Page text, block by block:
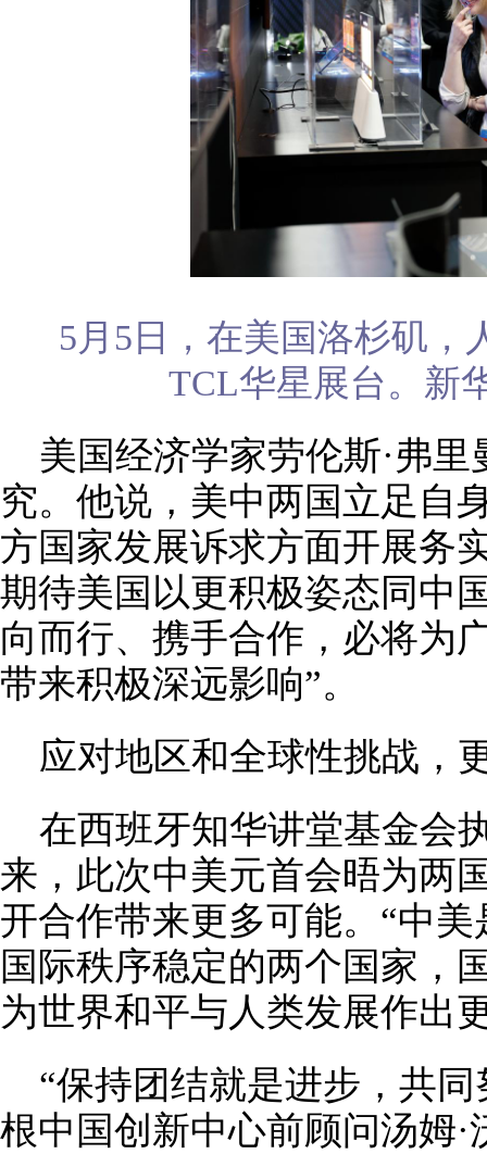
5月5日，在美国洛杉矶，
TCL华星展台。新
美国经济学家劳伦斯·弗
究。他说，美中两国立足自
方国家发展诉求方面开展务
期待美国以更积极姿态同中
向而行、携手合作，必将为
带来积极深远影响”。
应对地区和全球性挑战，
在西班牙知华讲堂基金会
来，此次中美元首会晤为两
开合作带来更多可能。“中
国际秩序稳定的两个国家，
为世界和平与人类发展作出
“保持团结就是进步，共
根中国创新中心前顾问汤姆